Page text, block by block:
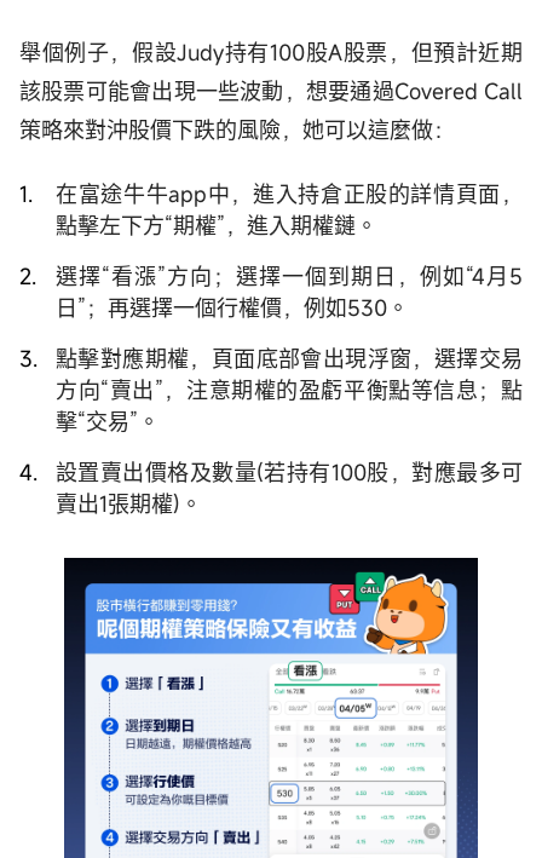
舉個例子，假設Judy持有100股A股票，但預計近期
該股票可能會出現一些波動，想要通過Covered Call
策略來對沖股價下跌的風險，她可以這麼做：
在富途牛牛app中，進入持倉正股的詳情頁面，
點擊左下方“期權”，進入期權鏈。
選擇“看漲”方向；選擇一個到期日，例如“4月5
日”；再選擇一個行權價，例如530。
點擊對應期權，頁面底部會出現浮窗，選擇交易
方向“賣出”，注意期權的盈虧平衡點等信息；點
擊“交易”。
設置賣出價格及數量(若持有100股，對應最多可
賣出1張期權)。